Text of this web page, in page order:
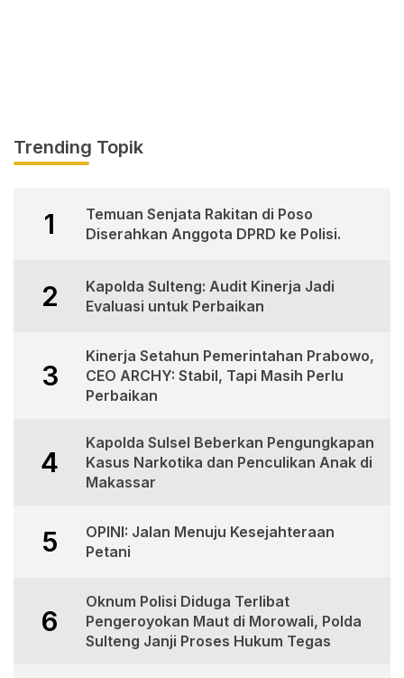
Trending Topik
1
Temuan Senjata Rakitan di Poso
Diserahkan Anggota DPRD ke Polisi.
2
Kapolda Sulteng: Audit Kinerja Jadi
Evaluasi untuk Perbaikan
3
Kinerja Setahun Pemerintahan Prabowo,
CEO ARCHY: Stabil, Tapi Masih Perlu
Perbaikan
4
Kapolda Sulsel Beberkan Pengungkapan
Kasus Narkotika dan Penculikan Anak di
Makassar
5
OPINI: Jalan Menuju Kesejahteraan
Petani
6
Oknum Polisi Diduga Terlibat
Pengeroyokan Maut di Morowali, Polda
Sulteng Janji Proses Hukum Tegas